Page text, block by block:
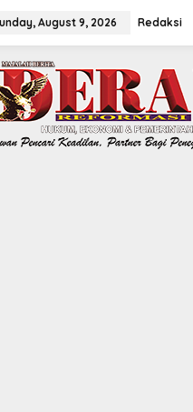
August 9, 2026 Redaksi